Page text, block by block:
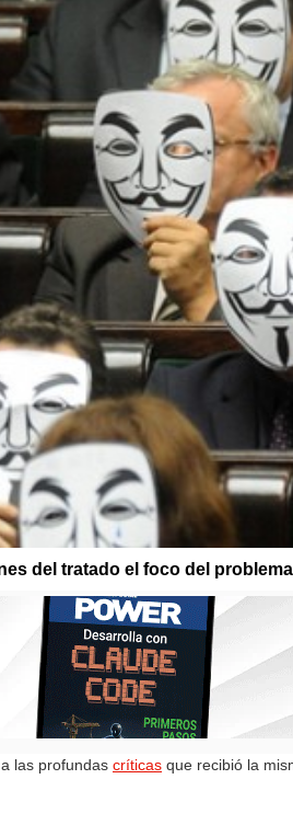
del tratado el foco del
las profundas críticas que recibió la